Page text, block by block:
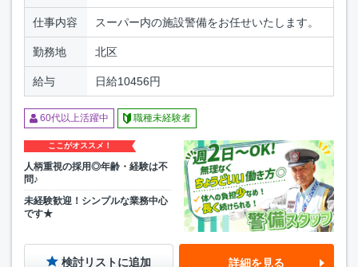
仕事内容 スーパー内の施設警備をお任せいたします。
勤務地 北区
給与 日給10456円
60代以上活躍中 職種未経験者
ここがオススメ！
人柄重視の採用◎年齢・経験は不
問♪
未経験歓迎！シンプルな業務中心
です★
検討リストに追加 詳細を見る